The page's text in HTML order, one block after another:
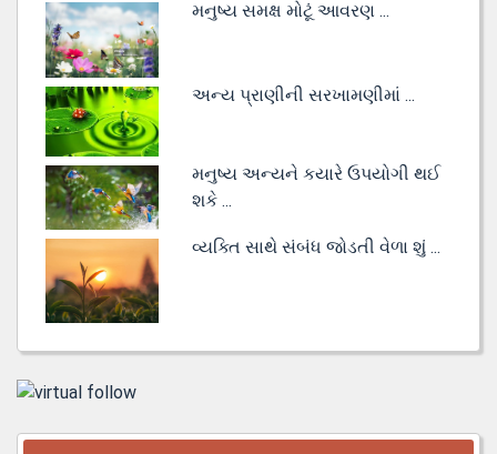
મનુષ્ય સમક્ષ મોટૂં આવરણ ...
અન્ય પ્રાણીની સરખામણીમાં ...
મનુષ્ય અન્યને કયારે ઉપયોગી થઈ
શકે ...
વ્યક્તિ સાથે સંબંધ જોડતી વેળા શું ...